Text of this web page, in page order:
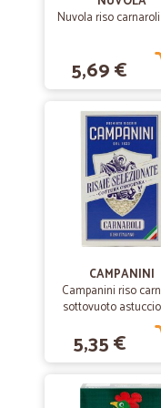
Prodotti ottimi e ricevuti
Servizio ottimo solo un
—
Ottimo servizio
Anche con moltissime
surgelati sarebbe più che
TUTTO COME
TUTTO COME PROMESSO
Nuvola riso carnaroli
5,69 €
CAMPANINI
Campanini riso
sottovuoto astuccio
5,35 €